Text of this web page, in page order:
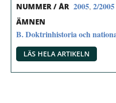
NUMMER / ÅR 2005,2/
ÄMNEN
B. Doktrinhistoria och
LÄS HELA ARTIKELN